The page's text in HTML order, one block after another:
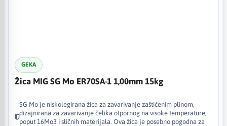
GEKA
Žica MIG SG Mo ER70SA-1 1,00mm 15kg
SG Mo je niskolegirana žica za zavarivanje zaštićenim plinom,
dizajnirana za zavarivanje čelika otpornog na visoke temperature,
poput 16Mo3 i sličnih materijala. Ova žica je posebno pogodna za